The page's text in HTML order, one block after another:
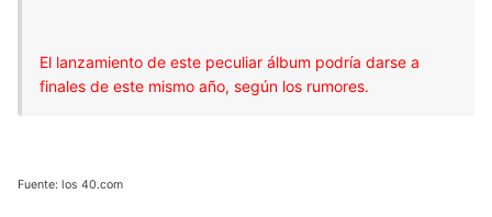
El lanzamiento de este peculiar álbum podría darse a
finales de este mismo año, según los rumores.
Fuente: los 40.com